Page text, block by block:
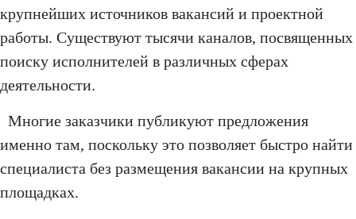
крупнейших источников вакансий и проектной
работы. Существуют тысячи каналов, посвященных
поиску исполнителей в различных сферах
деятельности.
Многие заказчики публикуют предложения
именно там, поскольку это позволяет быстро найти
специалиста без размещения вакансии на крупных
площадках.